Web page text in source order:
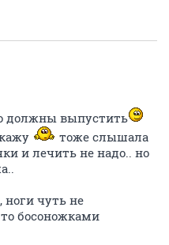
должны выпустить
тоже слышала
и лечить не надо.. но
ноги чуть не
босоножками